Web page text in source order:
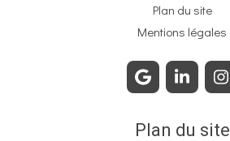
Plan du site
Mentions légales
Plan du site